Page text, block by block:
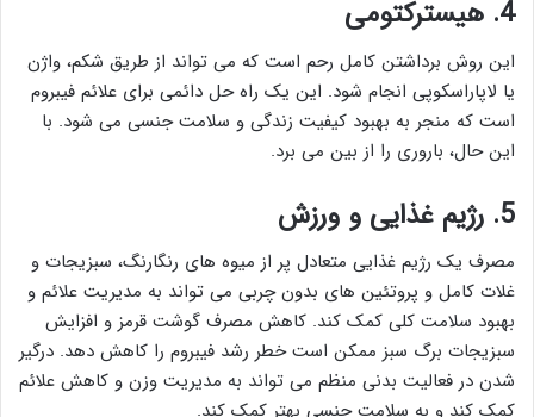
4. هیسترکتومی
این روش برداشتن کامل رحم است که می تواند از طریق شکم، واژن
یا لاپاراسکوپی انجام شود. این یک راه حل دائمی برای علائم فیبروم
است که منجر به بهبود کیفیت زندگی و سلامت جنسی می شود. با
این حال، باروری را از بین می برد.
5. رژیم غذایی و ورزش
مصرف یک رژیم غذایی متعادل پر از میوه های رنگارنگ، سبزیجات و
غلات کامل و پروتئین های بدون چربی می تواند به مدیریت علائم و
بهبود سلامت کلی کمک کند. کاهش مصرف گوشت قرمز و افزایش
سبزیجات برگ سبز ممکن است خطر رشد فیبروم را کاهش دهد. درگیر
شدن در فعالیت بدنی منظم می تواند به مدیریت وزن و کاهش علائم
کمک کند و به سلامت جنسی بهتر کمک کند.